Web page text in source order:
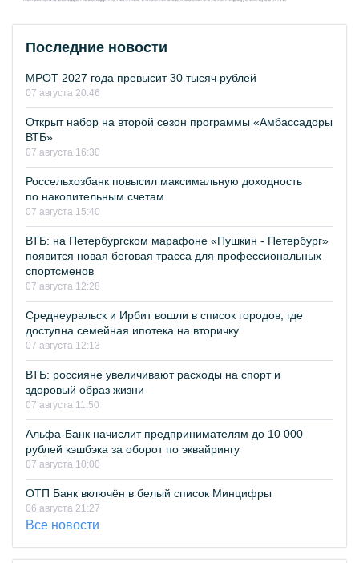
Последние новости
МРОТ 2027 года превысит 30 тысяч рублей
07 августа 20:46
Открыт набор на второй сезон программы «Амбассадоры
ВТБ»
07 августа 16:30
Россельхозбанк повысил максимальную доходность
по накопительным счетам
07 августа 15:40
ВТБ: на Петербургском марафоне «Пушкин - Петербург»
появится новая беговая трасса для профессиональных
спортсменов
07 августа 12:28
Среднеуральск и Ирбит вошли в список городов, где
доступна семейная ипотека на вторичку
07 августа 12:13
ВТБ: россияне увеличивают расходы на спорт и
здоровый образ жизни
07 августа 11:50
Альфа-Банк начислит предпринимателям до 10 000
рублей кэшбэка за оборот по эквайрингу
07 августа 10:00
ОТП Банк включён в белый список Минцифры
06 августа 21:27
Все новости